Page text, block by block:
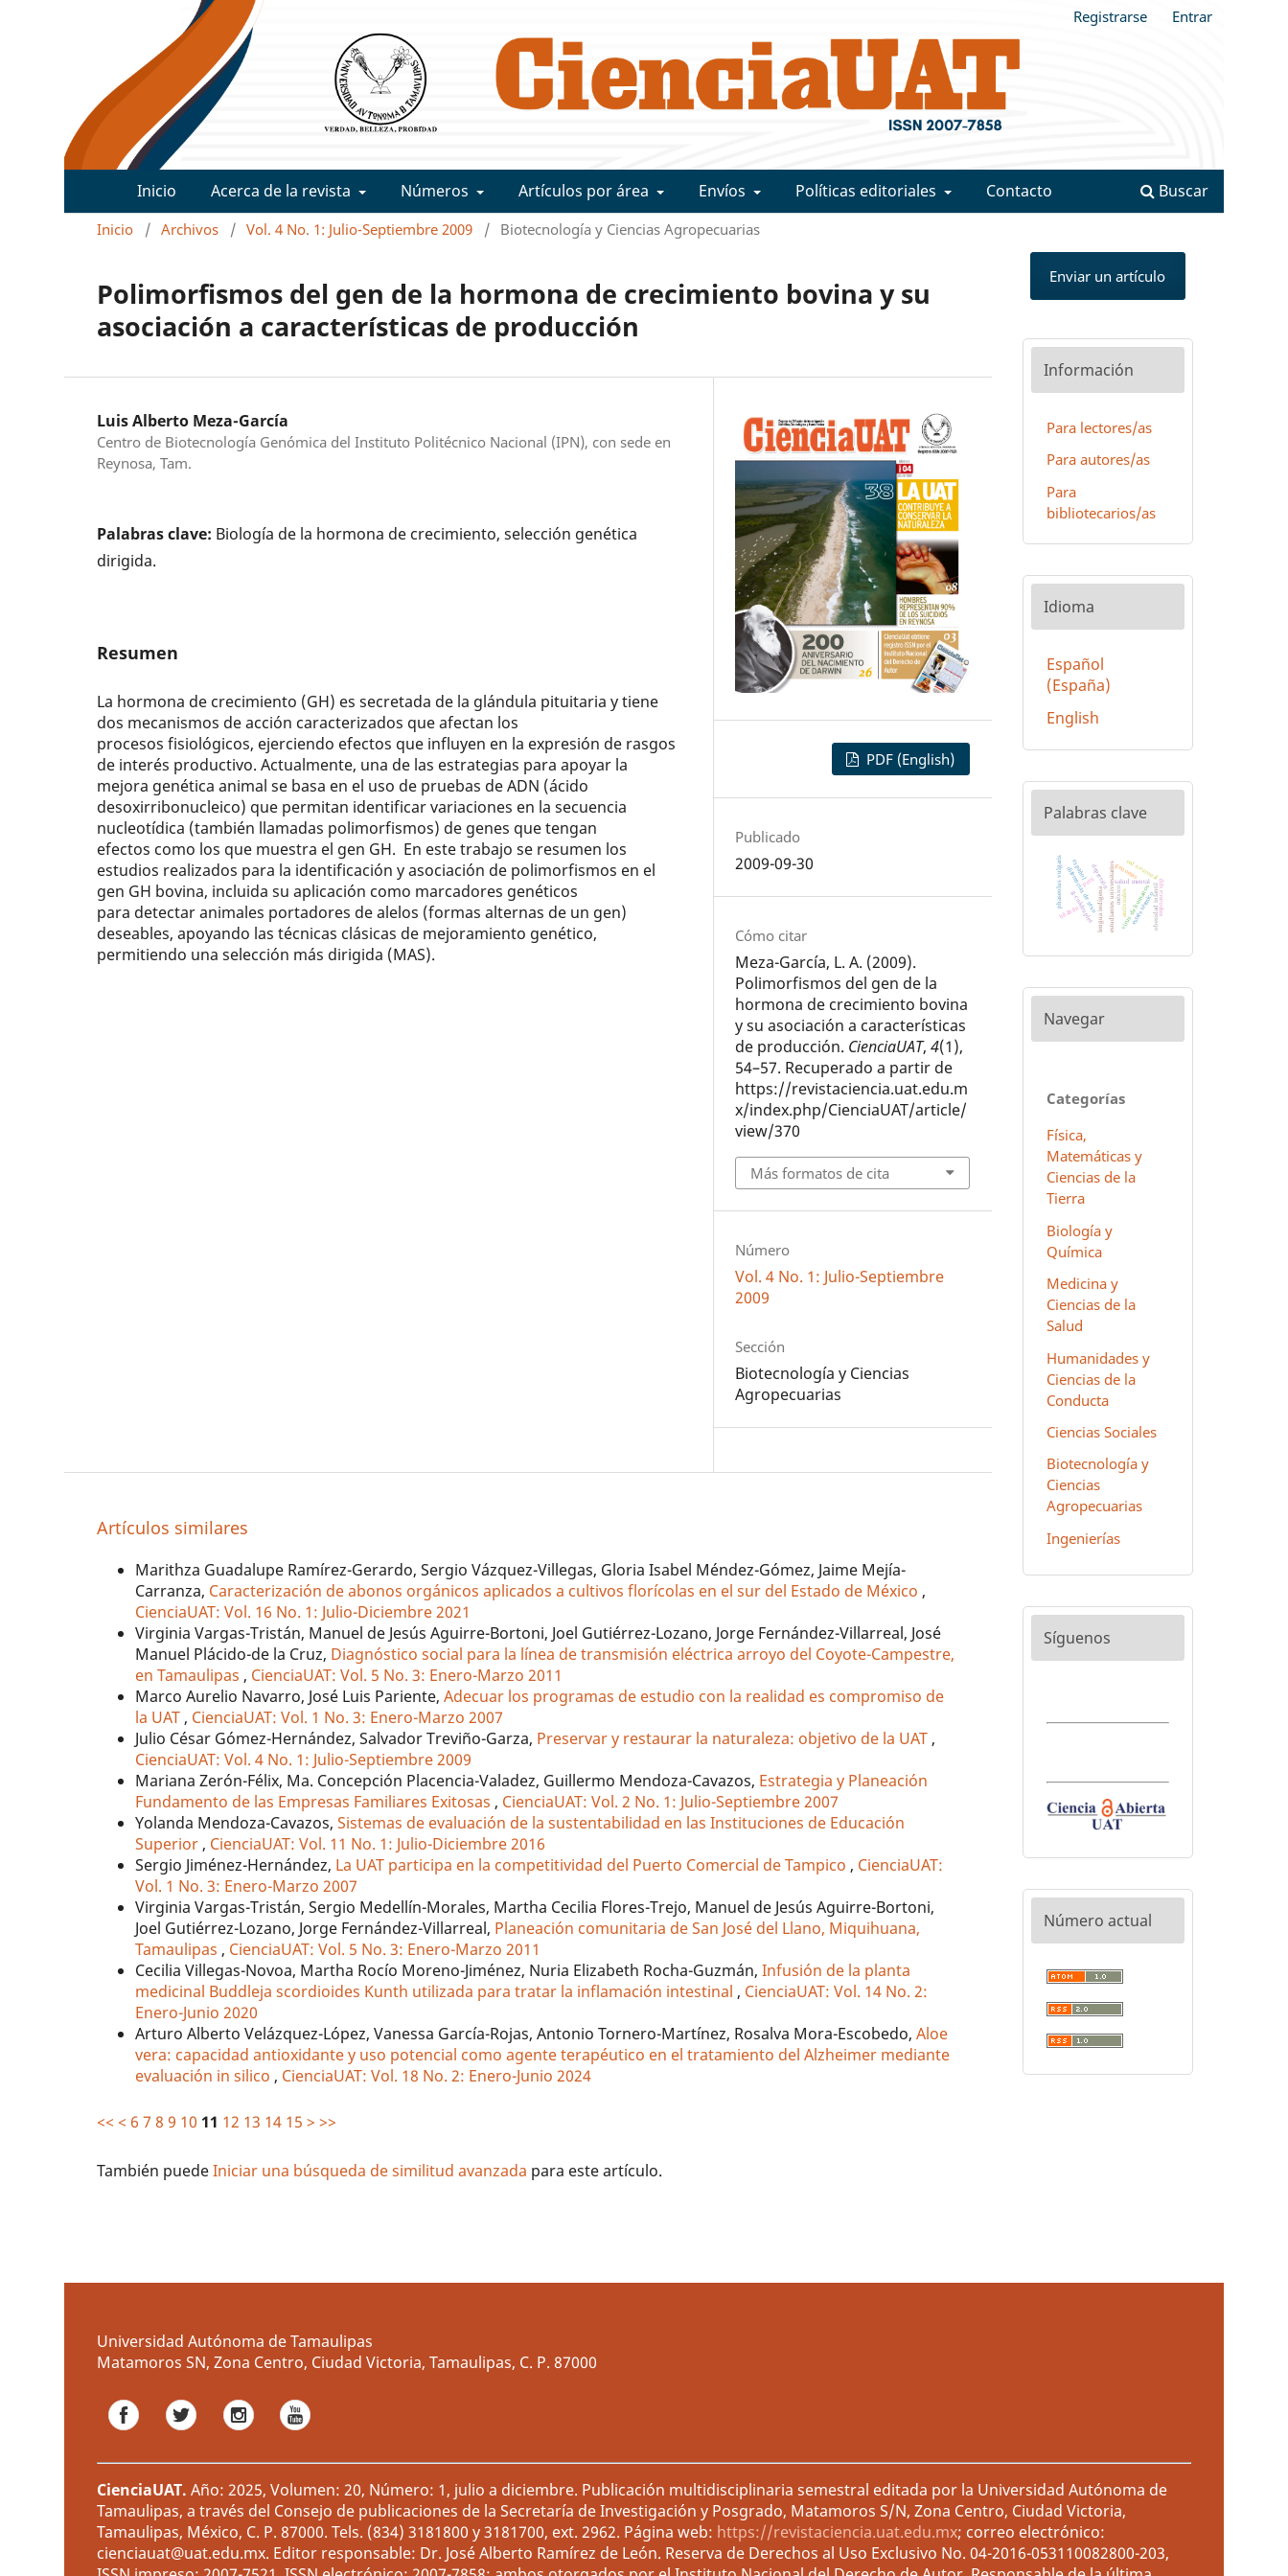
Inicio Acerca de la revista Números Artículos por área Envíos Políticas editoriales Contacto Buscar
Registrarse Entrar
Inicio / Archivos / Vol. 4 No. 1: Julio-Septiembre 2009 / Biotecnología y Ciencias Agropecuarias
Polimorfismos del gen de la hormona de crecimiento bovina y su
asociación a características de producción
Luis Alberto Meza-García
Centro de Biotecnología Genómica del Instituto Politécnico Nacional (IPN), con sede en
Reynosa, Tam.
Palabras clave: Biología de la hormona de crecimiento, selección genética
dirigida.
Resumen
La hormona de crecimiento (GH) es secretada de la glándula pituitaria y tiene
dos mecanismos de acción caracterizados que afectan los
procesos fisiológicos, ejerciendo efectos que influyen en la expresión de rasgos
de interés productivo. Actualmente, una de las estrategias para apoyar la
mejora genética animal se basa en el uso de pruebas de ADN (ácido
desoxirribonucleico) que permitan identificar variaciones en la secuencia
nucleotídica (también llamadas polimorfismos) de genes que tengan
efectos como los que muestra el gen GH. En este trabajo se resumen los
estudios realizados para la identificación y asociación de polimorfismos en el
gen GH bovina, incluida su aplicación como marcadores genéticos
para detectar animales portadores de alelos (formas alternas de un gen)
deseables, apoyando las técnicas clásicas de mejoramiento genético,
permitiendo una selección más dirigida (MAS).
PDF (English)
Publicado
2009-09-30
Cómo citar
Meza-García, L. A. (2009).
Polimorfismos del gen de la
hormona de crecimiento bovina
y su asociación a características
de producción. CienciaUAT,4(1),
54–57. Recuperado a partir de
https://revistaciencia.uat.edu.m
x/index.php/CienciaUAT/article/
view/370
Más formatos de cita
Número
Vol. 4 No. 1: Julio-Septiembre
2009
Sección
Biotecnología y Ciencias
Agropecuarias
Artículos similares
Marithza Guadalupe Ramírez-Gerardo, Sergio Vázquez-Villegas, Gloria Isabel Méndez-Gómez, Jaime Mejía-
Carranza, Caracterización de abonos orgánicos aplicados a cultivos florícolas en el sur del Estado de México,
CienciaUAT: Vol. 16 No. 1: Julio-Diciembre 2021
Virginia Vargas-Tristán, Manuel de Jesús Aguirre-Bortoni, Joel Gutiérrez-Lozano, Jorge Fernández-Villarreal, José
Manuel Plácido-de la Cruz, Diagnóstico social para la línea de transmisión eléctrica arroyo del Coyote-Campestre,
en Tamaulipas, CienciaUAT: Vol. 5 No. 3: Enero-Marzo 2011
Marco Aurelio Navarro, José Luis Pariente,Adecuar los programas de estudio con la realidad es compromiso de
la UAT, CienciaUAT: Vol. 1 No. 3: Enero-Marzo 2007
Julio César Gómez-Hernández, Salvador Treviño-Garza, Preservar y restaurar la naturaleza: objetivo de la UAT,
CienciaUAT: Vol. 4 No. 1: Julio-Septiembre 2009
Mariana Zerón-Félix, Ma. Concepción Placencia-Valadez, Guillermo Mendoza-Cavazos, Estrategia y Planeación
Fundamento de las Empresas Familiares Exitosas, CienciaUAT: Vol. 2 No. 1: Julio-Septiembre 2007
Yolanda Mendoza-Cavazos,Sistemas de evaluación de la sustentabilidad en las Instituciones de Educación
Superior, CienciaUAT: Vol. 11 No. 1: Julio-Diciembre 2016
Sergio Jiménez-Hernández, La UAT participa en la competitividad del Puerto Comercial de Tampico, CienciaUAT:
Vol. 1 No. 3: Enero-Marzo 2007
Virginia Vargas-Tristán, Sergio Medellín-Morales, Martha Cecilia Flores-Trejo, Manuel de Jesús Aguirre-Bortoni,
Joel Gutiérrez-Lozano, Jorge Fernández-Villarreal, Planeación comunitaria de San José del Llano, Miquihuana,
Tamaulipas, CienciaUAT: Vol. 5 No. 3: Enero-Marzo 2011
Cecilia Villegas-Novoa, Martha Rocío Moreno-Jiménez, Nuria Elizabeth Rocha-Guzmán,Infusión de la planta
medicinal Buddleja scordioides Kunth utilizada para tratar la inflamación intestinal, CienciaUAT: Vol. 14 No. 2:
Enero-Junio 2020
Arturo Alberto Velázquez-López, Vanessa García-Rojas, Antonio Tornero-Martínez, Rosalva Mora-Escobedo,Aloe
vera: capacidad antioxidante y uso potencial como agente terapéutico en el tratamiento del Alzheimer mediante
evaluación in silico, CienciaUAT: Vol. 18 No. 2: Enero-Junio 2024
<< < 6 7 8 9 10 11 12 13 14 15 > >>
También puedeIniciar una búsqueda de similitud avanzada para este artículo.
Enviar un artículo
Información
Para lectores/as
Para autores/as
Para
bibliotecarios/as
Idioma
Español
(España)
English
Palabras clave
depresiónestudiantes universitarios
diferencias de sexo salud mental
g-cuádruples virus de humanos
genomas
antivirales
perú
lengua indígena
hñähñu
español red neuronal
obesidad infantil
méxico
phaseolus vulgaris estrés térmicoempoasca spp
Navegar
Categorías
Física,
Matemáticas y
Ciencias de la
Tierra
Biología y
Química
Medicina y
Ciencias de la
Salud
Humanidades y
Ciencias de la
Conducta
Ciencias Sociales
Biotecnología y
Ciencias
Agropecuarias
Ingenierías
Síguenos
Número actual
Universidad Autónoma de Tamaulipas
Matamoros SN, Zona Centro, Ciudad Victoria, Tamaulipas, C. P. 87000
CienciaUAT. Año: 2025, Volumen: 20, Número: 1, julio a diciembre. Publicación multidisciplinaria semestral editada por la Universidad Autónoma de
Tamaulipas, a través del Consejo de publicaciones de la Secretaría de Investigación y Posgrado, Matamoros S/N, Zona Centro, Ciudad Victoria,
Tamaulipas, México, C. P. 87000. Tels. (834) 3181800 y 3181700, ext. 2962. Página web: https://revistaciencia.uat.edu.mx; correo electrónico:
cienciauat@uat.edu.mx. Editor responsable: Dr. José Alberto Ramírez de León. Reserva de Derechos al Uso Exclusivo No. 04-2016-053110082800-203,